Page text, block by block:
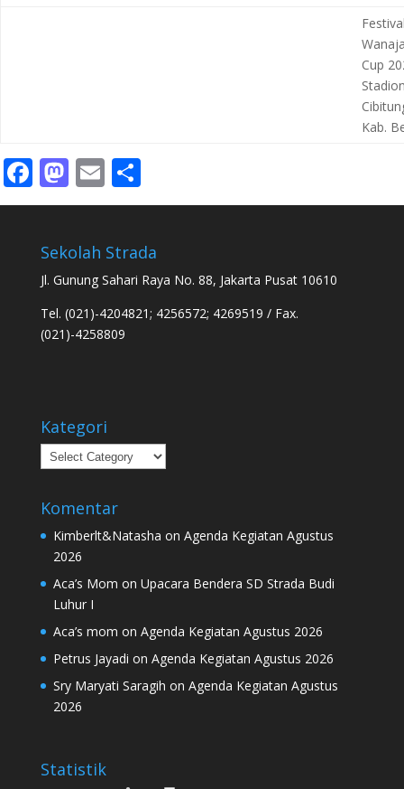
Cup
Kab.
Facebook
Mastodon
Email
Sekolah Strada
Jl. Gunung Sahari Raya No. 88, Jakarta Pusat 10610
Tel. (021)-4204821; 4256572; 4269519 / Fax.
(021)-4258809
Kategori
Kategori
Komentar
Kimberlt&Natasha on Agenda Kegiatan Agustus
2026
Aca’s Mom on Upacara Bendera SD Strada Budi
Luhur I
Aca’s mom on Agenda Kegiatan Agustus 2026
Petrus Jayadi on Agenda Kegiatan Agustus 2026
Sry Maryati Saragih on Agenda Kegiatan Agustus
2026
Statistik